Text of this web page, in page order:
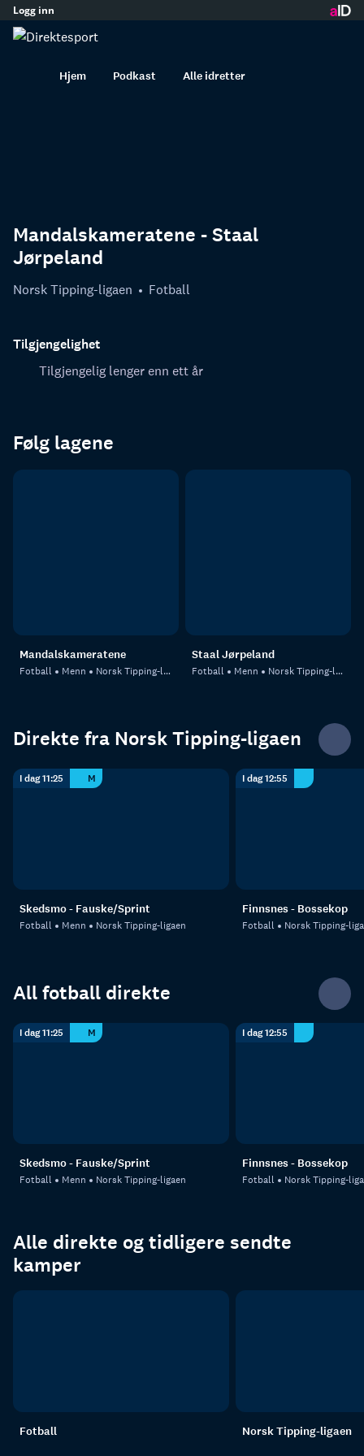
innhold
Logg inn
Hjem Podkast Alle idretter
Mandalskameratene - Staal
Jørpeland
Norsk Tipping-ligaen Fotball
Tilgjengelighet
Tilgjengelig lenger enn ett år
Følg lagene
Mandalskameratene
Fotball Menn Norsk Tipping-ligaen
Staal Jørpeland
Fotball Menn Norsk Tipping-ligaen
Direkte fra Norsk Tipping-ligaen
I dag 11:25 M
Skedsmo - Fauske/Sprint
Fotball Menn Norsk Tipping-ligaen
I dag 12:55
Finnsnes - Bossekop
Fotball Norsk Tipping-
All fotball direkte
I dag 11:25 M
Skedsmo - Fauske/Sprint
Fotball Menn Norsk Tipping-ligaen
I dag 12:55
Finnsnes - Bossekop
Fotball Norsk Tipping-
Alle direkte og tidligere sendte
kamper
Fotball Norsk Tipping-ligaen